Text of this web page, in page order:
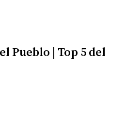
Pueblo | Top 5 del